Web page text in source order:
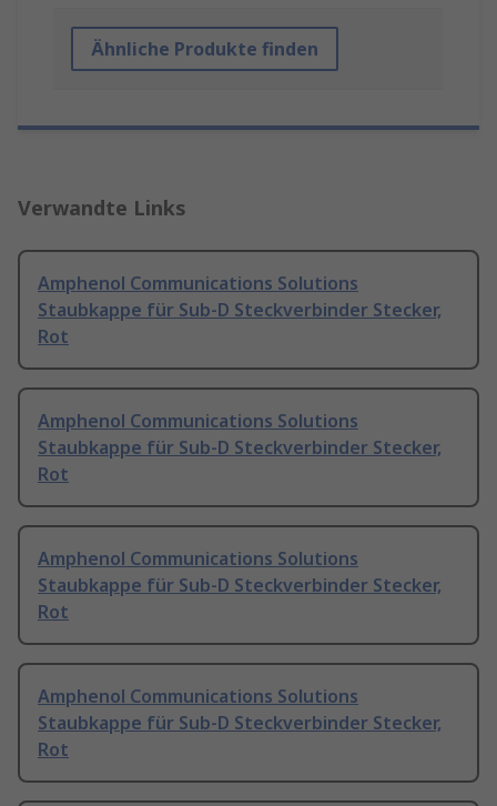
Ähnliche Produkte finden
Verwandte Links
Amphenol Communications Solutions
Staubkappe für Sub-D Steckverbinder Stecker,
Rot
Amphenol Communications Solutions
Staubkappe für Sub-D Steckverbinder Stecker,
Rot
Amphenol Communications Solutions
Staubkappe für Sub-D Steckverbinder Stecker,
Rot
Amphenol Communications Solutions
Staubkappe für Sub-D Steckverbinder Stecker,
Rot